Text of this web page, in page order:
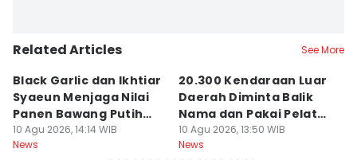
Related Articles See More
Black Garlic dan Ikhtiar
Syaeun Menjaga Nilai
Panen Bawang Putih
Sembalun
10 Agu 2026, 14:14 WIB
News
20.300 Kendaraan Luar
Daerah Diminta Balik
Nama dan Pakai Pelat
NTB
10 Agu 2026, 13:50 WIB
News